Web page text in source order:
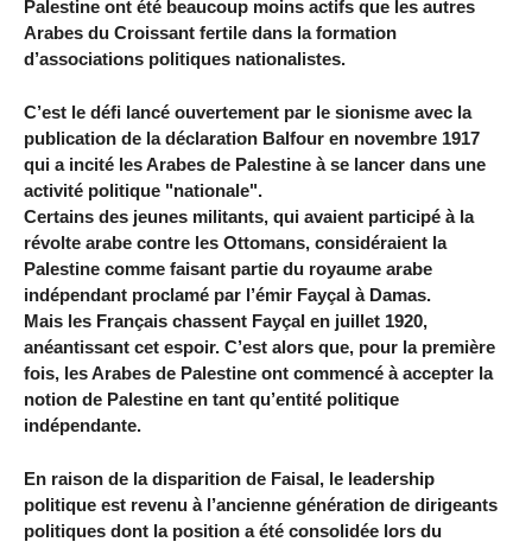
Palestine ont été beaucoup moins actifs que les autres
Arabes du Croissant fertile dans la formation
d’associations politiques nationalistes.
C’est le défi lancé ouvertement par le sionisme avec la
publication de la déclaration Balfour en novembre 1917
qui a incité les Arabes de Palestine à se lancer dans une
activité politique "nationale".
Certains des jeunes militants, qui avaient participé à la
révolte arabe contre les Ottomans, considéraient la
Palestine comme faisant partie du royaume arabe
indépendant proclamé par l’émir Fayçal à Damas.
Mais les Français chassent Fayçal en juillet 1920,
anéantissant cet espoir. C’est alors que, pour la première
fois, les Arabes de Palestine ont commencé à accepter la
notion de Palestine en tant qu’entité politique
indépendante.
En raison de la disparition de Faisal, le leadership
politique est revenu à l’ancienne génération de dirigeants
politiques dont la position a été consolidée lors du